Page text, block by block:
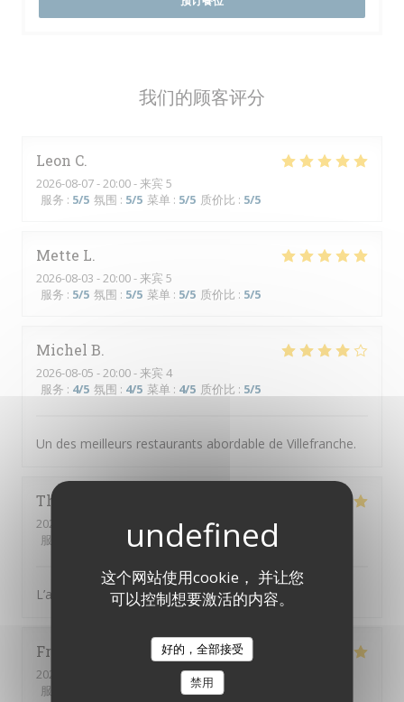
这个网站使用cookie， 并让您
可以控制想要激活的内容。
好的，全部接受
禁用
我们的顾客评分
Leon C
2026-08-07- 20:00 - 来宾 5
服务 : 5/5 氛围 : 5/5 菜单 : 5/5 质价比 : 5/5
Mette L
2026-08-03 - 20:00 - 来宾 5
服务 : 5/5 氛围 : 5/5 菜单 : 5/5 质价比 : 5/5
Michel B
2026-08-05 - 20:00 - 来宾 4
服务 : 4/5 氛围 : 4/5 菜单 : 4/5 质价比 : 5/5
Un des meilleurs restaurants abordable de Villefranche.
Thierry
2026-08-02
服务
5/5 菜单: 5 /5 质价比 : 5/5
L’accueil est parfait, équipe au top, diner excellent
Frusta
2026-08-04
服务
5/5 质价比